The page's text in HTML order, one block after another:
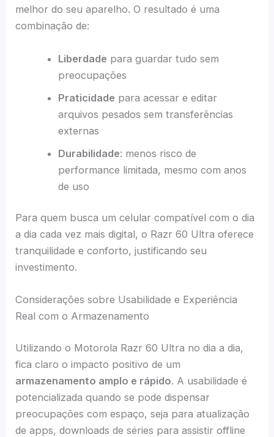
melhor do seu aparelho. O resultado é uma
combinação de:
Liberdade para guardar tudo sem
preocupações
Praticidade para acessar e editar
arquivos pesados sem transferências
externas
Durabilidade: menos risco de
performance limitada, mesmo com anos
de uso
Para quem busca um celular compatível com o dia
a dia cada vez mais digital, o Razr 60 Ultra oferece
tranquilidade e conforto, justificando seu
investimento.
Considerações sobre Usabilidade e Experiência
Real com o Armazenamento
Utilizando o Motorola Razr 60 Ultra no dia a dia,
fica claro o impacto positivo de um
armazenamento amplo e rápido. A usabilidade é
potencializada quando se pode dispensar
preocupações com espaço, seja para atualização
de apps, downloads de séries para assistir offline